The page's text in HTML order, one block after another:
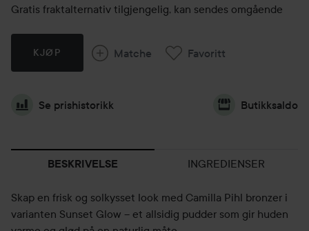
Gratis fraktalternativ tilgjengelig, kan sendes omgående
KJØP Matche Favoritt
Se prishistorikk Butikksaldo
BESKRIVELSE INGREDIENSER
Skap en frisk og solkysset look med Camilla Pihl bronzer i
varianten Sunset Glow – et allsidig pudder som gir huden